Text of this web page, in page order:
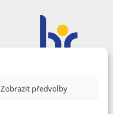
Zobrazit předvolby